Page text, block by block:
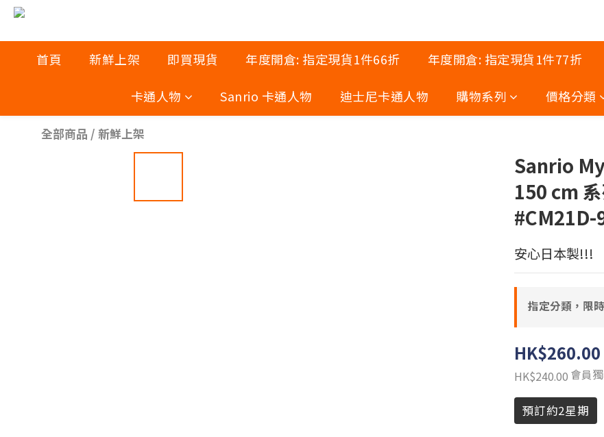
首頁 新鮮上架 即買現貨 年度開倉: 指定現貨1件66折 年度開倉: 指定現貨1件77折
卡通人物 Sanrio 卡通人物 迪士尼卡通人物 購物系列 價格分類
全部商品 / 新鮮上架
Sanrio
150 cm
#CM21D-
安心日本製!!!
指定分類，限
HK$260.00
HK$240.00 會員
預訂約2星期